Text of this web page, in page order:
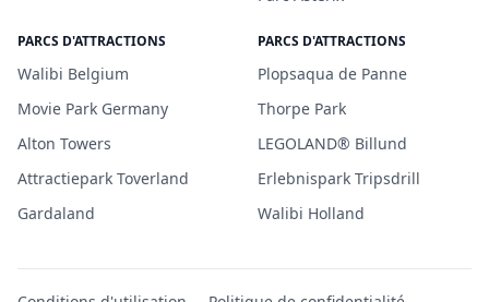
PARCS D'ATTRACTIONS
Walibi Belgium
Movie Park Germany
Alton Towers
Attractiepark Toverland
Gardaland
PARCS D'ATTRACTIONS
Plopsaqua de Panne
Thorpe Park
LEGOLAND® Billund
Erlebnispark Tripsdrill
Walibi Holland